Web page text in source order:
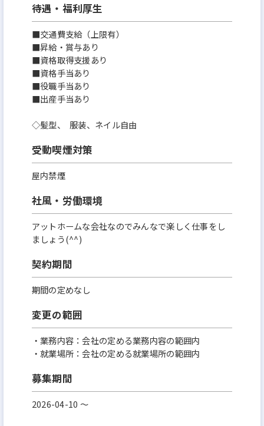
待遇・福利厚生
■交通費支給（上限有）
■昇給・賞与あり
■資格取得支援あり
■資格手当あり
■役職手当あり
■出産手当あり
◇髪型、 服装、ネイル自由
受動喫煙対策
屋内禁煙
社風・労働環境
アットホームな会社なのでみんなで楽しく仕事をし
ましょう(^^)
契約期間
期間の定めなし
変更の範囲
・業務内容：会社の定める業務内容の範囲内
・就業場所：会社の定める就業場所の範囲内
募集期間
2026-04-10 〜